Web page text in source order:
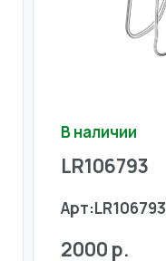
В наличии
LR106793
Арт:LR106793
2000 р.